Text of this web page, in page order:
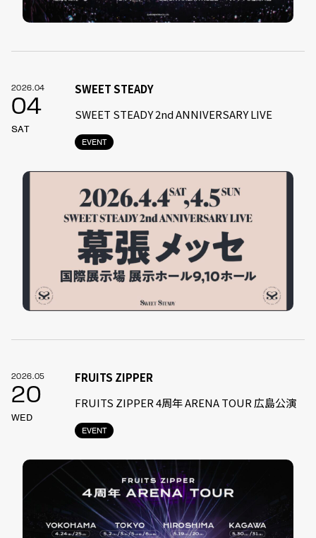
2026.04
04
SAT
EVENT
SWEET STEADY
SWEET STEADY 2nd ANNIVERSARY LIVE
2026.05
20
WED
EVENT
FRUITS ZIPPER
FRUITS ZIPPER 4周年 ARENA TOUR 広島公演